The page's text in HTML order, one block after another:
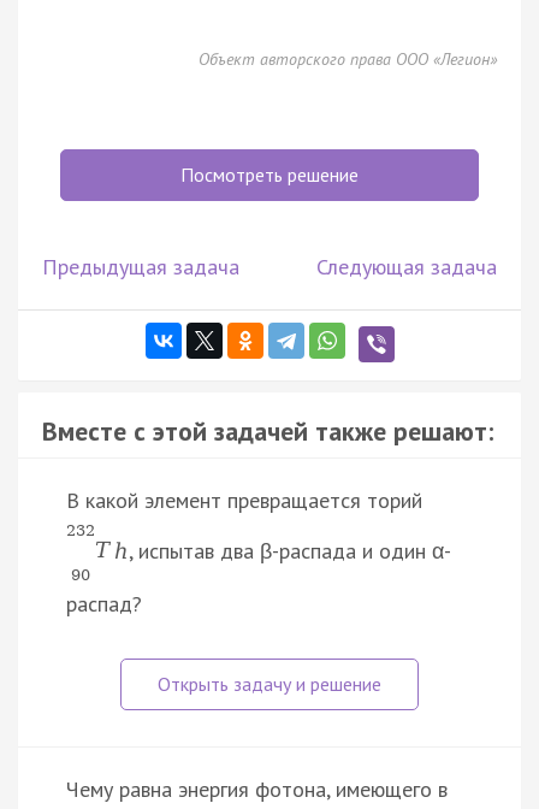
Объект авторского права ООО «Легион»
Посмотреть решение
Предыдущая задача Следующая задача
Вместе с этой задачей также решают:
В какой элемент превращается торий
232
90
T h, испытав два β-распада и один α-
распад?
Чему равна энергия фотона, имеющего в